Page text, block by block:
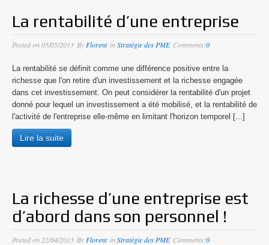
La rentabilité d’une entreprise
Posted on 05/05/2013 By Florent in Stratégie des PME Comments:0
La rentabilité se définit comme une différence positive entre la
richesse que l'on retire d'un investissement et la richesse engagée
dans cet investissement. On peut considérer la rentabilité d'un projet
donné pour lequel un investissement a été mobilisé, et la rentabilité de
l'activité de l'entreprise elle-même en limitant l'horizon temporel [...]
Lire la suite
La richesse d’une entreprise est
d’abord dans son personnel !
Posted on 22/04/2013 By Florent in Stratégie des PME Comments:0